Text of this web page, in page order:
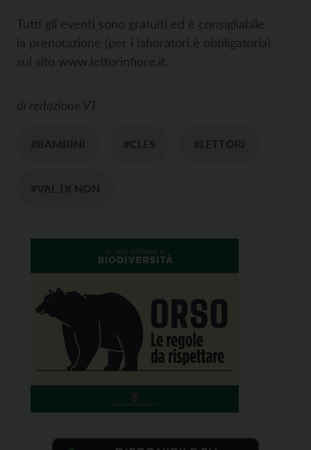
Tutti gli eventi sono gratuiti ed è consigliabile
la prenotazione (per i laboratori è obbligatoria)
sul sito www.lettorinfiore.it.
di redazione VT
#BAMBINI #CLES #LETTORI
#VAL DI NON